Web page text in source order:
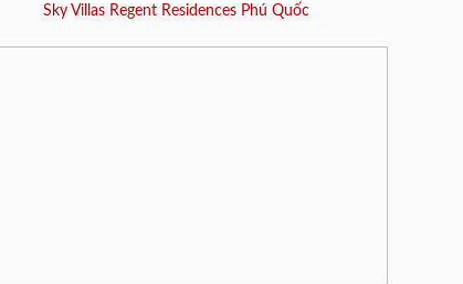
Sky Villas Regent Residences Phú Quốc